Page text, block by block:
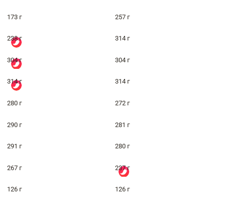
173 г 257 г
238 г 314 г
304 г 304 г
314 г 314 г
280 г 272 г
290 г 281 г
291 г 280 г
267 г 237 г
126 г 126 г